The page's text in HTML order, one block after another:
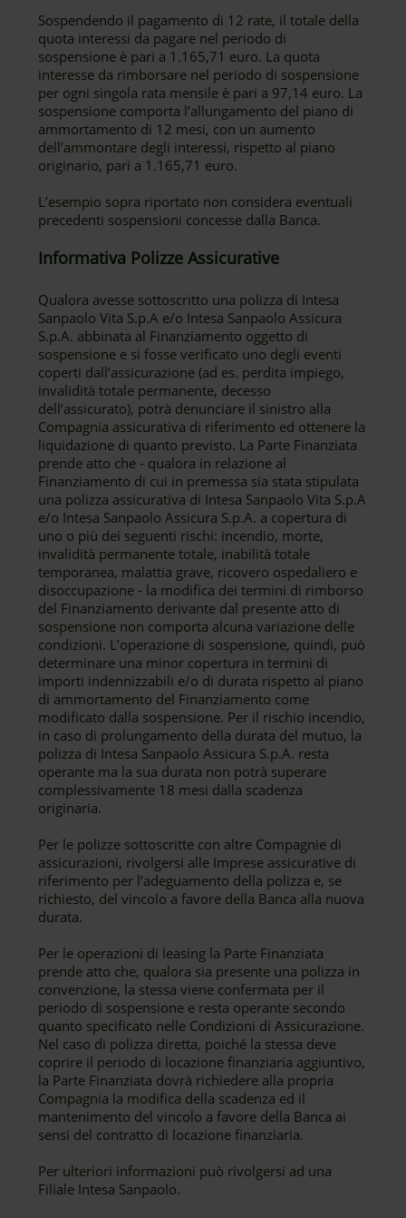
Sospendendo il pagamento di 12 rate, il totale della
quota interessi da pagare nel periodo di
sospensione è pari a 1.165,71 euro. La quota
interesse da rimborsare nel periodo di sospensione
per ogni singola rata mensile è pari a 97,14 euro. La
sospensione comporta l’allungamento del piano di
ammortamento di 12 mesi, con un aumento
dell’ammontare degli interessi, rispetto al piano
originario, pari a 1.165,71 euro.
L’esempio sopra riportato non considera eventuali
precedenti sospensioni concesse dalla Banca.
Informativa Polizze Assicurative
Qualora avesse sottoscritto una polizza di Intesa
Sanpaolo Vita S.p.A e/o Intesa Sanpaolo Assicura
S.p.A. abbinata al Finanziamento oggetto di
sospensione e si fosse verificato uno degli eventi
coperti dall’assicurazione (ad es. perdita impiego,
invalidità totale permanente, decesso
dell’assicurato), potrà denunciare il sinistro alla
Compagnia assicurativa di riferimento ed ottenere la
liquidazione di quanto previsto. La Parte Finanziata
prende atto che - qualora in relazione al
Finanziamento di cui in premessa sia stata stipulata
una polizza assicurativa di Intesa Sanpaolo Vita S.p.A
e/o Intesa Sanpaolo Assicura S.p.A. a copertura di
uno o più dei seguenti rischi: incendio, morte,
invalidità permanente totale, inabilità totale
temporanea, malattia grave, ricovero ospedaliero e
disoccupazione - la modifica dei termini di rimborso
del Finanziamento derivante dal presente atto di
sospensione non comporta alcuna variazione delle
condizioni. L’operazione di sospensione, quindi, può
determinare una minor copertura in termini di
importi indennizzabili e/o di durata rispetto al piano
di ammortamento del Finanziamento come
modificato dalla sospensione. Per il rischio incendio,
in caso di prolungamento della durata del mutuo, la
polizza di Intesa Sanpaolo Assicura S.p.A. resta
operante ma la sua durata non potrà superare
complessivamente 18 mesi dalla scadenza
originaria.
Per le polizze sottoscritte con altre Compagnie di
assicurazioni, rivolgersi alle Imprese assicurative di
riferimento per l’adeguamento della polizza e, se
richiesto, del vincolo a favore della Banca alla nuova
durata.
Per le operazioni di leasing la Parte Finanziata
prende atto che, qualora sia presente una polizza in
convenzione, la stessa viene confermata per il
periodo di sospensione e resta operante secondo
quanto specificato nelle Condizioni di Assicurazione.
Nel caso di polizza diretta, poiché la stessa deve
coprire il periodo di locazione finanziaria aggiuntivo,
la Parte Finanziata dovrà richiedere alla propria
Compagnia la modifica della scadenza ed il
mantenimento del vincolo a favore della Banca ai
sensi del contratto di locazione finanziaria.
Per ulteriori informazioni può rivolgersi ad una
Filiale Intesa Sanpaolo.